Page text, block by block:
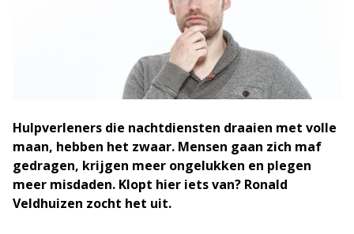
Hulpverleners die nachtdiensten draaien met volle
maan, hebben het zwaar. Mensen gaan zich maf
gedragen, krijgen meer ongelukken en plegen
meer misdaden. Klopt hier iets van? Ronald
Veldhuizen zocht het uit.